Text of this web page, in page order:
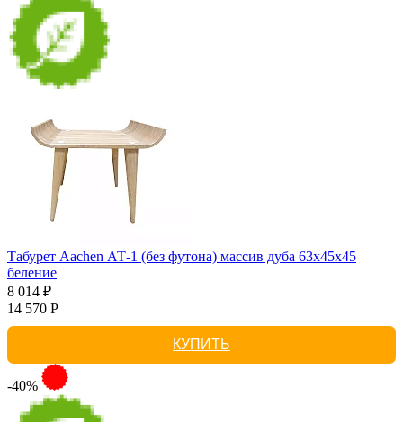
Табурет Aachen АТ-1 (без футона) массив дуба 63х45х45
беление
8 014 ₽
14 570 Р
КУПИТЬ
-40%